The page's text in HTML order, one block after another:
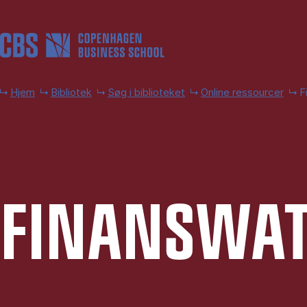
Hjem Bibliotek Søg i biblioteket Online ressourcer